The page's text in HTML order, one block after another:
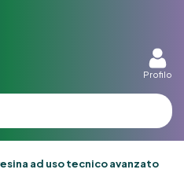
Profilo
ad uso tecnico avanzato